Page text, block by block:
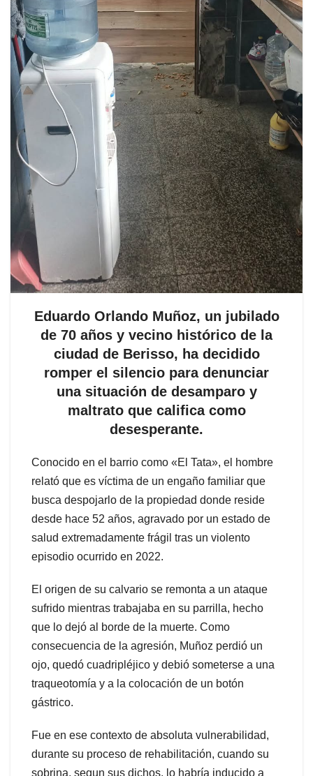
Eduardo Orlando Muñoz, un jubilado
de 70 años y vecino histórico de la
ciudad de Berisso, ha decidido
romper el silencio para denunciar
una situación de desamparo y
maltrato que califica como
desesperante.
Conocido en el barrio como «El Tata», el hombre
relató que es víctima de un engaño familiar que
busca despojarlo de la propiedad donde reside
desde hace 52 años, agravado por un estado de
salud extremadamente frágil tras un violento
episodio ocurrido en 2022.
El origen de su calvario se remonta a un ataque
sufrido mientras trabajaba en su parrilla, hecho
que lo dejó al borde de la muerte. Como
consecuencia de la agresión, Muñoz perdió un
ojo, quedó cuadripléjico y debió someterse a una
traqueotomía y a la colocación de un botón
gástrico.
Fue en ese contexto de absoluta vulnerabilidad,
durante su proceso de rehabilitación, cuando su
sobrina, segun sus dichos, lo habría inducido a